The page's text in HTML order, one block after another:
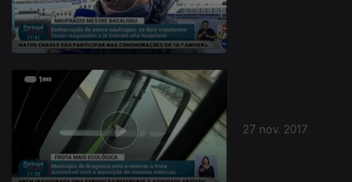
27 nov. 2017